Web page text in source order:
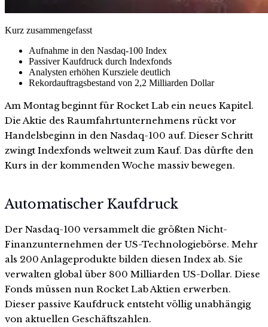
Kurz zusammengefasst
Aufnahme in den Nasdaq-100 Index
Passiver Kaufdruck durch Indexfonds
Analysten erhöhen Kursziele deutlich
Rekordauftragsbestand von 2,2 Milliarden Dollar
Am Montag beginnt für Rocket Lab ein neues Kapitel.
Die Aktie des Raumfahrtunternehmens rückt vor
Handelsbeginn in den Nasdaq-100 auf. Dieser Schritt
zwingt Indexfonds weltweit zum Kauf. Das dürfte den
Kurs in der kommenden Woche massiv bewegen.
Automatischer Kaufdruck
Der Nasdaq-100 versammelt die größten Nicht-
Finanzunternehmen der US-Technologiebörse. Mehr
als 200 Anlageprodukte bilden diesen Index ab. Sie
verwalten global über 800 Milliarden US-Dollar. Diese
Fonds müssen nun Rocket Lab Aktien erwerben.
Dieser passive Kaufdruck entsteht völlig unabhängig
von aktuellen Geschäftszahlen.